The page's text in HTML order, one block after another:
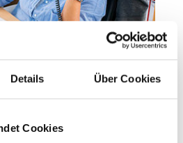
Details Über Cookies
Cookies